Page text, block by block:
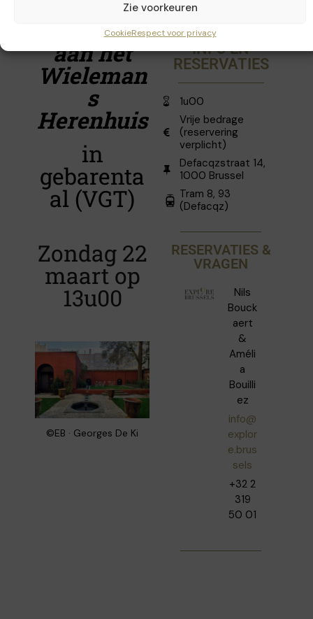
Zie voorkeuren
CookieRespect voor privacy
Bezoek
aan het
Wieleman
s
Herenhuis
in
gebarenta
al (VGT)
Zondag 22
maart op
13u00
©EB · Georges De Ki
INFO EN
RESERVATIES
1u00
Vrije bedrage
(reservering
verplicht)
Defacqzstraat 14,
1000 Brussel
Tram 8, 93
(Defacqz)
RESERVATIES &
VRAGEN
Nils
Bouck
aert
&
Améli
a
Bouilli
ez
info@
explor
e.brus
sels
+32 2
319
50 01